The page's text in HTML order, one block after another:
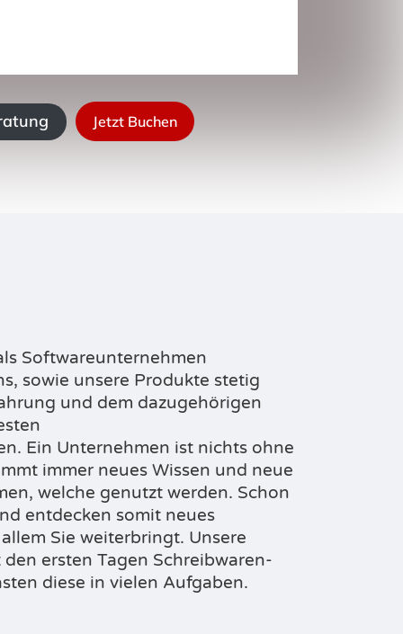
Jetzt Buchen
Softwareunternehmen
sowie unsere Produkte stetig
und dem dazugehörigen
Ein Unternehmen ist nichts ohne
immer neues Wissen und neue
welche genutzt werden. Schon
entdecken somit neues
Sie weiterbringt. Unsere
den ersten Tagen Schreibwaren-
diese in vielen Aufgaben.